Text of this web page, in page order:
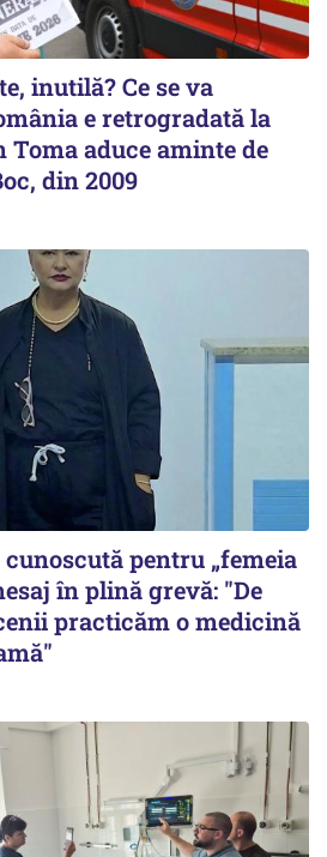
inutilă? Ce se va
e retrogradată la
aduce aminte de
din 2009
cunoscută pentru „femeia
în plină grevă: "De
practicăm o medicină